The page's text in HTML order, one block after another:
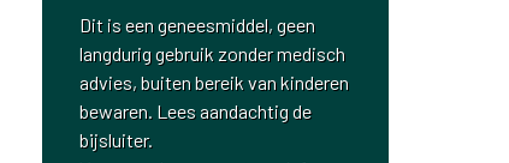
Dit is een geneesmiddel, geen
langdurig gebruik zonder medisch
advies, buiten bereik van kinderen
bewaren. Lees aandachtig de
bijsluiter.